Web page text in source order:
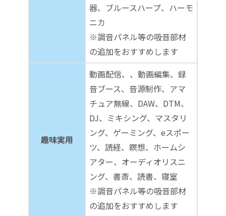
器、ブルースハープ、ハーモ
ニカ
※調音パネル等の吸音部材
の追加をおすすめします
趣味実用
動画配信、、動画編集、録
音ブース、音源制作、アマ
チュア無線、DAW、DTM、
DJ、ミキシング、マスタリ
ング、ゲーミング、eスポー
ツ、読経、瞑想、ホームシ
アター、オーディオリスニ
ング、書斎、読書、寝室
※調音パネル等の吸音部材
の追加をおすすめします